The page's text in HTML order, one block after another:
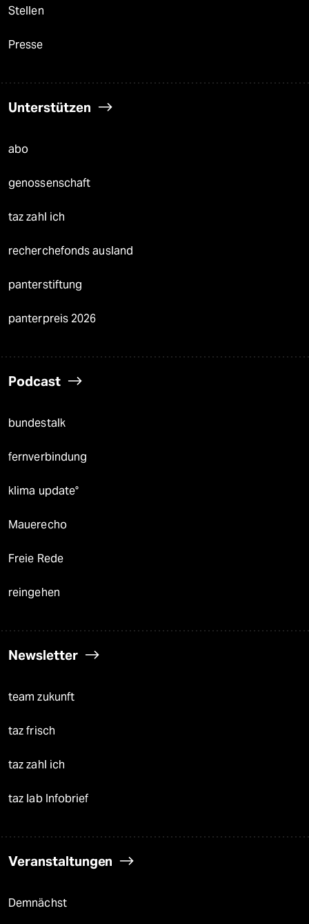
Stellen
Presse
Unterstützen
abo
genossenschaft
taz zahl ich
recherchefonds ausland
panterstiftung
panterpreis 2026
Podcast
bundestalk
fernverbindung
klima update°
Mauerecho
Freie Rede
reingehen
Newsletter
team zukunft
taz frisch
taz zahl ich
taz lab Infobrief
Veranstaltungen
Demnächst